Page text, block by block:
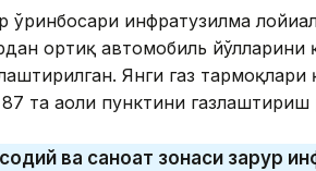
инфратузилма
ортиқ автомобиль йўлларини
Янги газ тармоқлари
та аҳоли пунктини
ва саноат зонаси зарур